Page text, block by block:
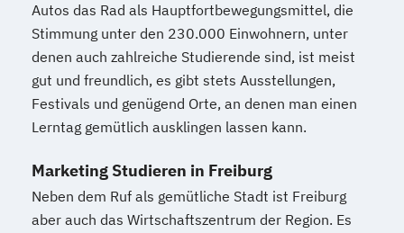
Autos das Rad als Hauptfortbewegungsmittel, die
Stimmung unter den 230.000 Einwohnern, unter
denen auch zahlreiche Studierende sind, ist meist
gut und freundlich, es gibt stets Ausstellungen,
Festivals und genügend Orte, an denen man einen
Lerntag gemütlich ausklingen lassen kann.
Marketing Studieren in Freiburg
Neben dem Ruf als gemütliche Stadt ist Freiburg
aber auch das Wirtschaftszentrum der Region. Es